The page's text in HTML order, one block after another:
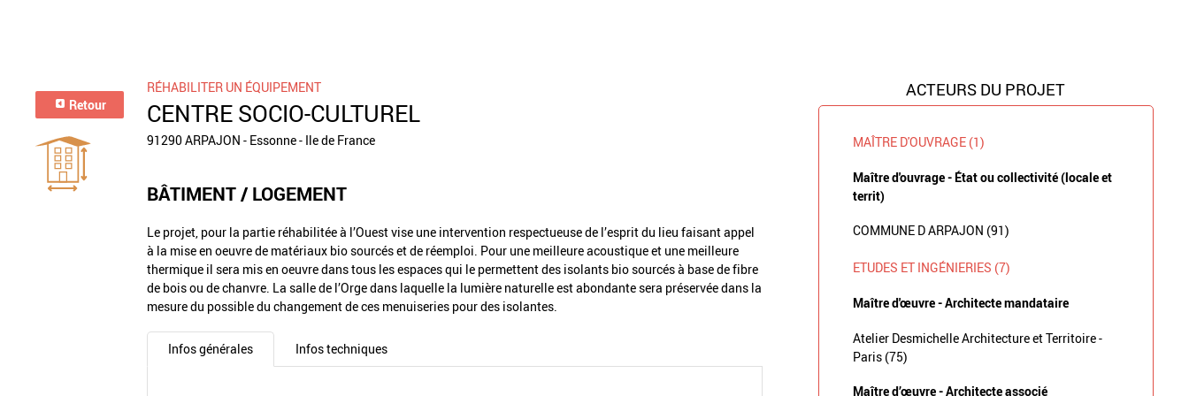
Retour
RÉHABILITER UN ÉQUIPEMENT
CENTRE SOCIO-CULTUREL
91290 ARPAJON - Essonne - Ile de France
BÂTIMENT / LOGEMENT
Le projet, pour la partie réhabilitée à l’Ouest vise une intervention respectueuse de l’esprit du lieu faisant appel
à la mise en oeuvre de matériaux bio sourcés et de réemploi. Pour une meilleure acoustique et une meilleure
thermique il sera mis en oeuvre dans tous les espaces qui le permettent des isolants bio sourcés à base de fibre
de bois ou de chanvre. La salle de l’Orge dans laquelle la lumière naturelle est abondante sera préservée dans la
mesure du possible du changement de ces menuiseries pour des isolantes.
Infos générales Infos techniques
ACTEURS DU PROJET
MAÎTRE D'OUVRAGE (1)
Maître d'ouvrage - État ou collectivité (locale et
territ)
COMMUNE D ARPAJON (91)
ETUDES ET INGÉNIERIES (7)
Maître d'œuvre - Architecte mandataire
Atelier Desmichelle Architecture et Territoire -
Paris (75)
Maître d’œuvre - Architecte associé